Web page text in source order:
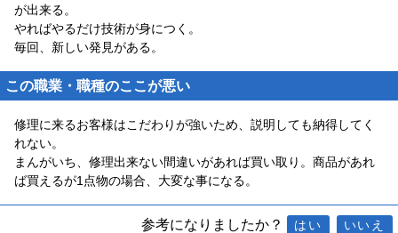
が出来る。
やればやるだけ技術が身につく。
毎回、新しい発見がある。
この職業・職種のここが悪い
修理に来るお客様はこだわりが強いため、説明しても納得してく
れない。
まんがいち、修理出来ない間違いがあれば買い取り。商品があれ
ば買えるが1点物の場合、大変な事になる。
参考になりましたか？